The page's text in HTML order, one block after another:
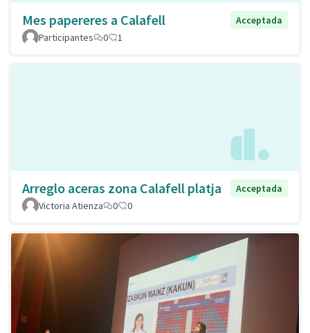
Mes papereres a Calafell
Acceptada
Participantes
0 1
Arreglo aceras zona Calafell platja
Acceptada
Victoria Atienza
0 0